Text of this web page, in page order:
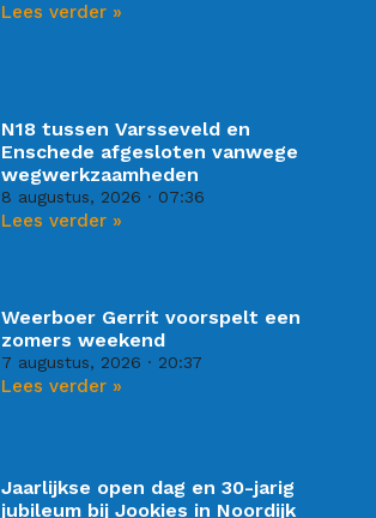
Lees verder »
N18 tussen Varsseveld en
Enschede afgesloten vanwege
wegwerkzaamheden
8 augustus, 2026 07:36
Lees verder »
Weerboer Gerrit voorspelt een
zomers weekend
7 augustus, 2026 20:37
Lees verder »
Jaarlijkse open dag en 30-jarig
jubileum bij Jookies in Noordijk